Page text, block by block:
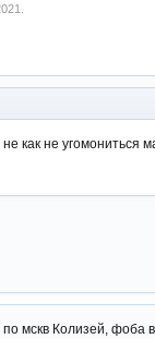
как не
мскв Колизей,